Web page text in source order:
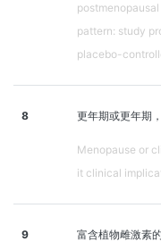
pattern: study
placebo-
8 更年期或更年期
Menopause or
it clinical
9 富含植物雌激素